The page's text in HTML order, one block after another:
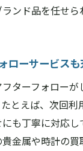
ンド品を任せら
ローサービスも
ターフォローが
とえば、次回利
も丁寧に対応し
金属や時計の